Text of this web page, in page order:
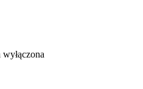
wyłączona